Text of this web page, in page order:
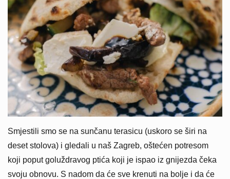
Smjestili smo se na sunčanu terasicu (uskoro se širi na
deset stolova) i gledali u naš Zagreb, oštećen potresom
koji poput goluždravog ptića koji je ispao iz gnijezda čeka
svoju obnovu. S nadom da će sve krenuti na bolje i da će